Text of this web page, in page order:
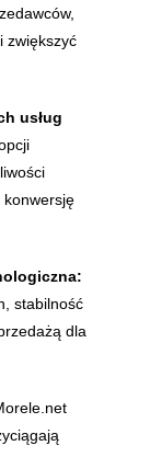
zwiększyć
usług
konwersję
stabilność
dla